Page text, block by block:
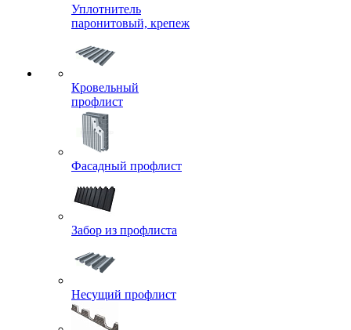
Уплотнитель
паронитовый, крепеж
Кровельный
профлист
Фасадный профлист
Забор из профлиста
Несущий профлист